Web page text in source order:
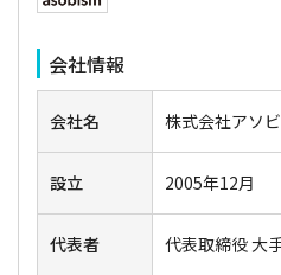
会社情報
会社名 株式会社アソ
設立 2005年12月
代表者 代表取締役 大